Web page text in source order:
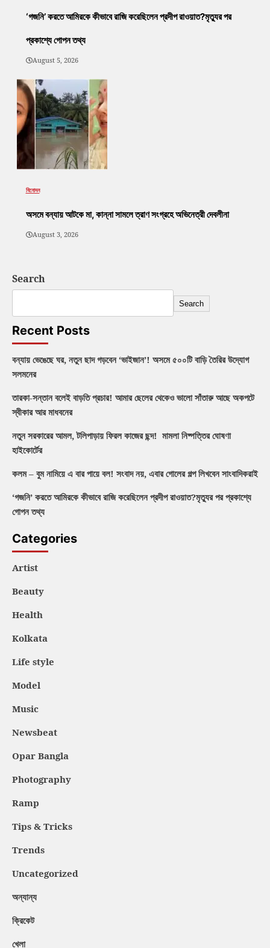
‘গজনি’ করতে আমিরকে কীভাবে রাজি করেছিলেন প্রদীপ রাওয়াত?মৃত্যুর পর
প্রকাশ্যে গোপন তথ্য
August 5, 2026
বিনোদন
অসমে বন্যায় আটকে মা, কান্না সামলে ত্রাণ সংগ্রহে অভিনেত্রী দেবলীনা
August 3, 2026
Search
Search
Recent Posts
বন্যায় ভেঙেছে ঘর, নতুন ছাদ গড়বেন ‘ভাইজান’! অসমে ৫০০টি বাড়ি তৈরির উদ্যোগ
সলমনের
তারকা-সন্তান বলেই বাড়তি প্রচার! আমার ছেলের থেকেও ভালো সাঁতারু আছে অকপটে
স্বীকার আর মাধবনের
নতুন সরকারের আমল, টলিপাড়ায় ফিরল কাজের ছন্দ! মামলা নিষ্পত্তির ঘোষণা
হাইকোর্টের
কলম – বুম নামিয়ে এ বার পায়ে বল! সংবাদ নয়, এবার গোলের গল্প লিখবেন সাংবাদিকরাই
‘গজনি’ করতে আমিরকে কীভাবে রাজি করেছিলেন প্রদীপ রাওয়াত?মৃত্যুর পর প্রকাশ্যে
গোপন তথ্য
Categories
Artist
Beauty
Health
Kolkata
Life style
Model
Music
Newsbeat
Opar Bangla
Photography
Ramp
Tips & Tricks
Trends
Uncategorized
অন্যান্য
ক্রিকেট
খেলা